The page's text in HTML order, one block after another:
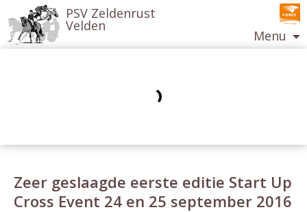
PSV Zeldenrust
Velden
Menu
Zeer geslaagde eerste editie Start Up
Cross Event 24 en 25 september 2016